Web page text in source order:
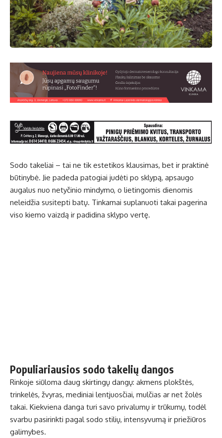
Sodo takeliai – tai ne tik estetikos klausimas, bet ir praktinė
būtinybė. Jie padeda patogiai judėti po sklypą, apsaugo
augalus nuo netyčinio mindymo, o lietingomis dienomis
neleidžia susitepti batų. Tinkamai suplanuoti takai pagerina
viso kiemo vaizdą ir padidina sklypo vertę.
Populiariausios sodo takelių dangos
Rinkoje siūloma daug skirtingų dangų: akmens plokštės,
trinkelės, žvyras, mediniai lentjuosčiai, mulčias ar net žolės
takai. Kiekviena danga turi savo privalumų ir trūkumų, todėl
svarbu pasirinkti pagal sodo stilių, intensyvumą ir priežiūros
galimybes.